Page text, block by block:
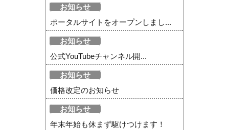
お知らせ
ポータルサイトをオープンしまし...
お知らせ
公式YouTubeチャンネル開...
お知らせ
価格改定のお知らせ
お知らせ
年末年始も休まず駆けつけます！